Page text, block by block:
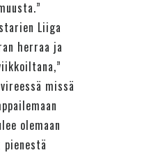
Liiga
herraa ja
missä
olemaan